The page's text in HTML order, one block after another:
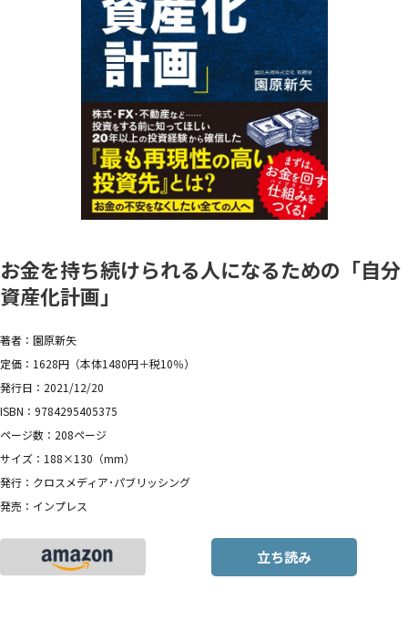
お金を持ち続けられる人になるための「自分
資産化計画」
著者：園原新矢
定価：1628円（本体1480円＋税10％）
発行日：2021/12/20
ISBN：9784295405375
ページ数：208ページ
サイズ：188×130（mm）
発行：クロスメディア･パブリッシング
発売：インプレス
立ち読み